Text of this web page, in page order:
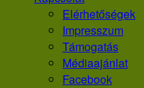
Elérhetőségek
Impresszum
Támogatás
Médiaajánlat
Facebook